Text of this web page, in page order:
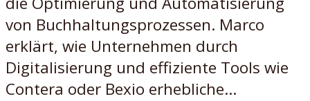
von Buchhaltungsprozessen. Marco
erklärt, wie Unternehmen durch
Digitalisierung und effiziente Tools wie
Contera oder Bexio erhebliche...